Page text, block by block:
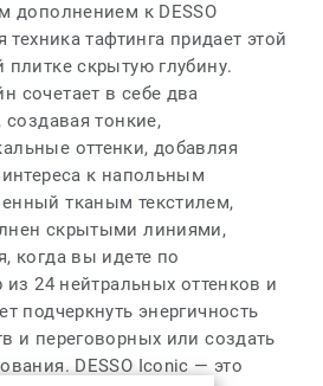
дополнением к DESSO
тафтинга придает этой
скрытую глубину.
сочетает в себе два
создавая тонкие,
оттенки, добавляя
к напольным
тканым текстилем,
скрытыми линиями,
когда вы идете по
из 24 нейтральных оттенков и
подчеркнуть энергичность
и переговорных или создать
DESSO Iconic — это